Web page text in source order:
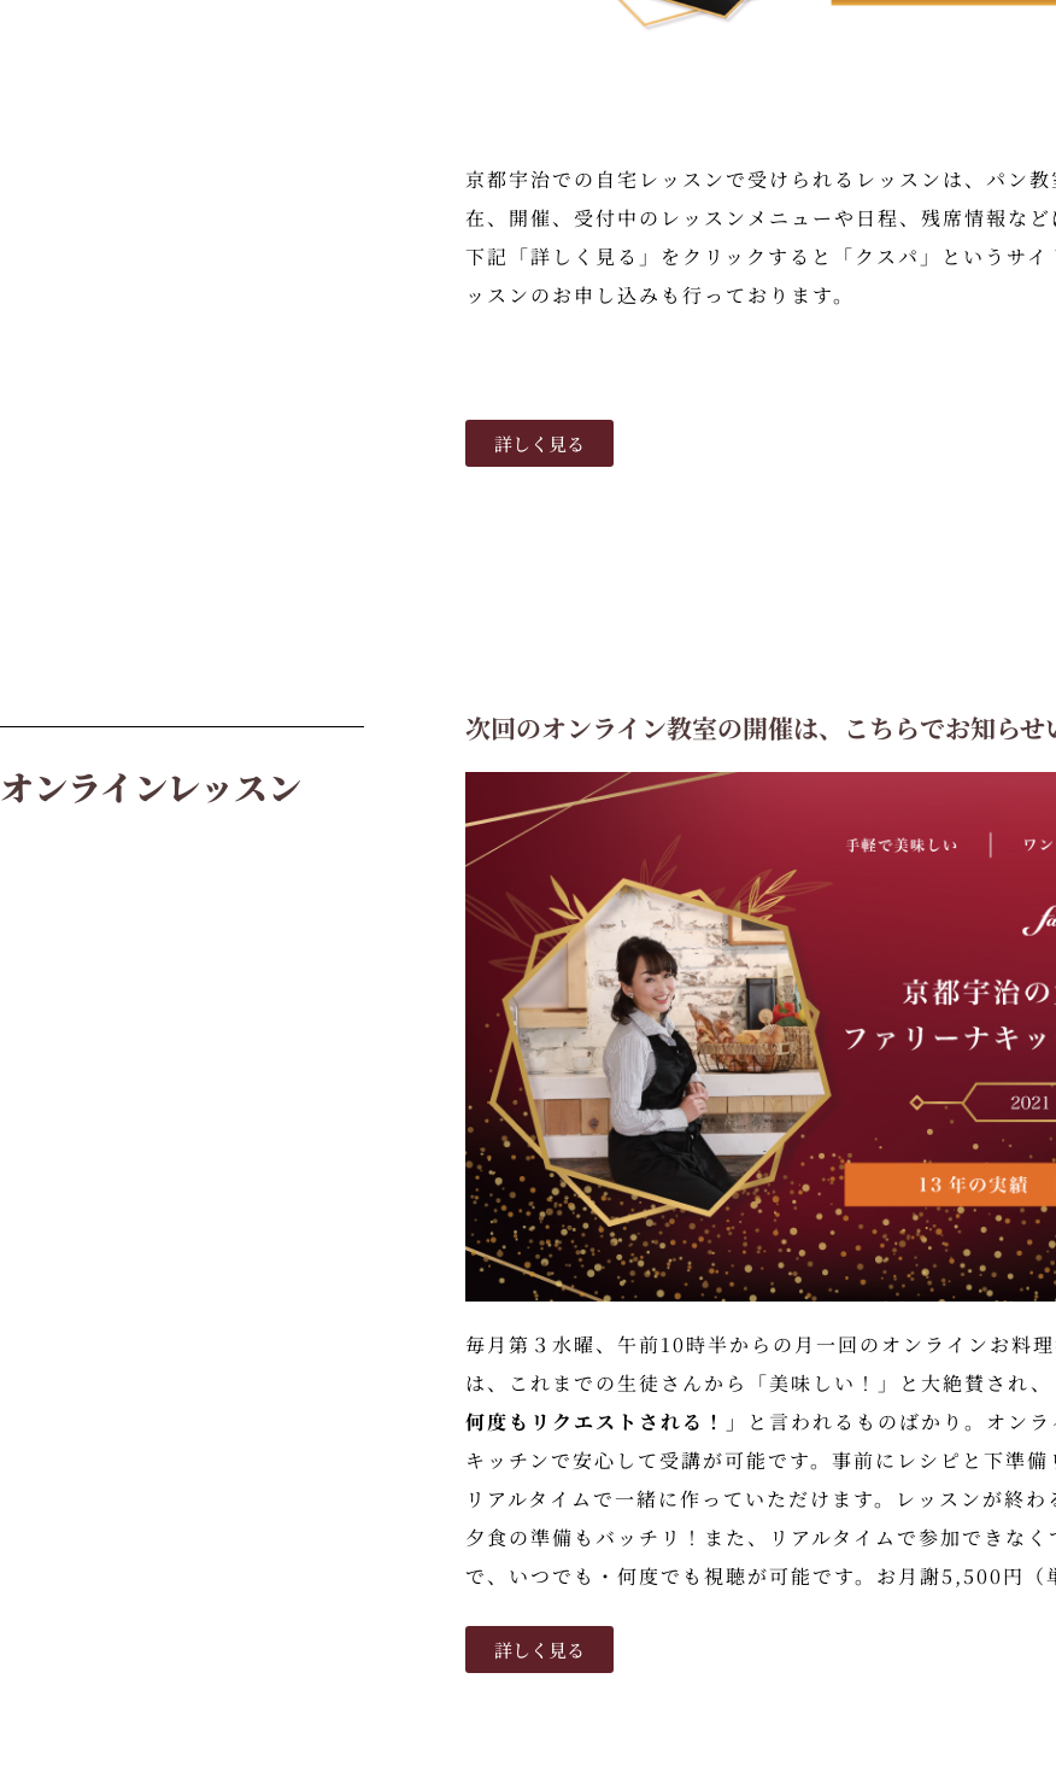
京都宇治での自宅レッスンで受けられるレッスンは、パン
在、開催、受付中のレッスンメニューや日程、残席情報など
下記「詳しく見る」をクリックすると
「クスパ」というサ
ッスンのお申し込みも行っております。
詳しく見る
オンラインレッスン
次回のオンライン教室の開催は、こちらでお知らせ
毎月第３水曜、午前10時半からの月一回のオンラインお料
は、これまでの生徒さんから「美味しい！」と大絶賛され
何度もリクエストされる！」
と言われるものばかり。オン
キッチンで安心して受講が可能です。事前にレシピと下準備
リアルタイムで一緒に作っていただけます。レッスンが終わ
夕食の準備もバッチリ！また、リアルタイムで参加できな
で、いつでも・何度でも視聴が可能です。お月謝5,500円（
詳しく見る